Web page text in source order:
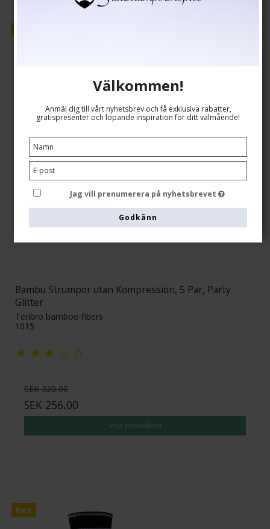
Bambu Strumpor utan Kompression, 5 Par, Party
Glitter
Tenbro bamboo fibers
1015
SEK 320,00
SEK 256,00
Visa produkten
Rea
Välkommen!
Anmäl dig till vårt nyhetsbrev och få exklusiva rabatter,
gratispresenter och löpande inspiration för ditt välmående!
Jag vill prenumerera på nyhetsbrevet
Godkänn